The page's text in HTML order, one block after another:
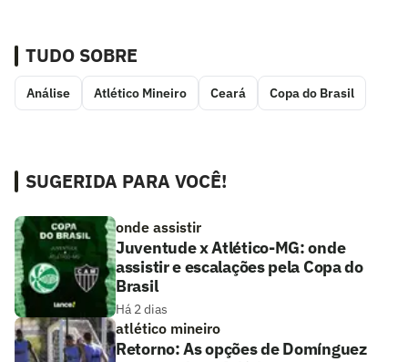
TUDO SOBRE
Análise Atlético Mineiro Ceará Copa do Brasil
SUGERIDA PARA VOCÊ!
onde assistir
Juventude x Atlético-MG: onde
assistir e escalações pela Copa do
Brasil
Há 2 dias
atlético mineiro
Retorno: As opções de Domínguez